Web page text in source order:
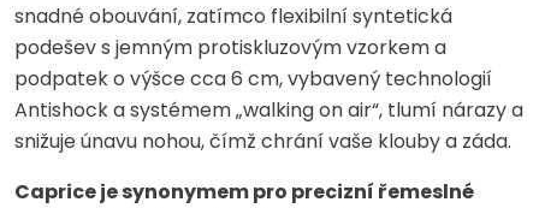
snadné obouvání, zatímco flexibilní syntetická
podešev s jemným protiskluzovým vzorkem a
podpatek o výšce cca 6 cm, vybavený technologií
Antishock a systémem „walking on air“, tlumí nárazy a
snižuje únavu nohou, čímž chrání vaše klouby a záda.
Caprice je synonymem pro precizní řemeslné